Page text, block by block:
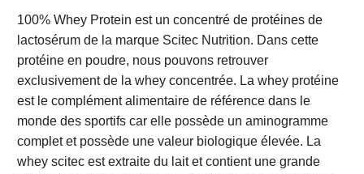
100% Whey Protein est un concentré de protéines de
lactosérum de la marque Scitec Nutrition. Dans cette
protéine en poudre, nous pouvons retrouver
exclusivement de la whey concentrée. La whey protéine
est le complément alimentaire de référence dans le
monde des sportifs car elle possède un aminogramme
complet et possède une valeur biologique élevée. La
whey scitec est extraite du lait et contient une grande